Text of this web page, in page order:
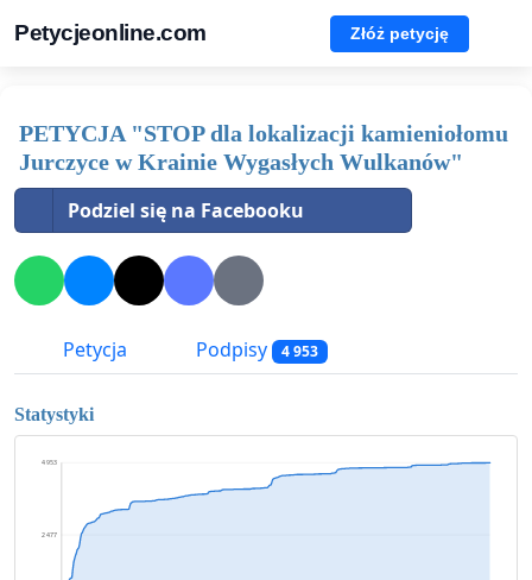
Petycjeonline.com Złóż petycję
PETYCJA "STOP dla lokalizacji kamieniołomu
Jurczyce w Krainie Wygasłych Wulkanów"
Podziel się na Facebooku
Petycja Podpisy 4 953
Statystyki
2 477
4 953